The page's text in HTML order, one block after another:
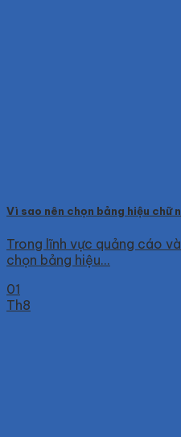
Vì sao nên chọn bảng hiệu chữ
Trong lĩnh vực quảng cáo
chọn bảng hiệu...
01
Th8